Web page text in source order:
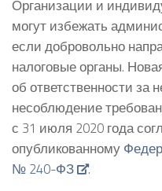
Организации и
могут избежать
если добровольно
налоговые органы.
об ответственности за
несоблюдение
с 31 июля 2020 года
опубликованному
№ 240-ФЗ
.